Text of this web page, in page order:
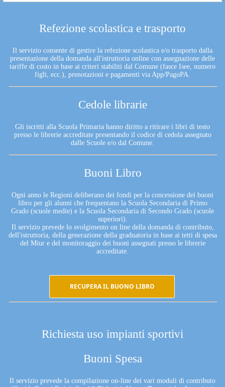
Refezione scolastica e trasporto
Il servizio consente di gestire la refezione scolastica e/o trasporto dalla
presentazione della domanda all'istruttoria online con assegnazione delle
tariffe di costo in base ai criteri stabiliti dal Comune (fasce Isee, numero
figli, ecc.), prenotazioni e pagamenti via App/PagoPA.
Cedole librarie
Gli iscritti alla Scuola Primaria hanno diritto a ritirare i libri di testo
presso le librerie accreditate presentando il codice di cedola assegnato
dalle Scuole e/o dal Comune.
Buoni Libro
Ogni anno le Regioni deliberano dei fondi per la concessione dei buoni
libro per gli alunni che frequentano la Scuola Secondaria di Primo
Grado (scuole medie) e la Scuola Secondaria di Secondo Grado (scuole
superiori).
Il servizio prevede lo svolgimento on line della domanda di contributo,
dell'istruttoria, della generazione della graduatoria in base ai tetti di spesa
del Miur e del monitoraggio dei buoni assegnati presso le librerie
accreditate.
RECUPERA IL BUONO LIBRO
Richiesta uso impianti sportivi
Buoni Spesa
Il servizio prevede la compilazione on-line dei vari moduli di contributo